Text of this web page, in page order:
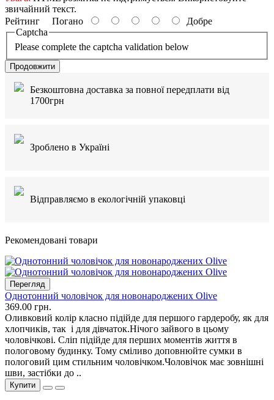
звичайний текст.
Рейтинг Погано
Добре
Captcha
Please complete the captcha validation below
Продовжити
Безкоштовна доставка за повної передплати від
1700грн
Зроблено в Україні
Відправляємо в екологічній упаковці
Рекомендовані товари
Перегляд
Однотонний чоловічок для новонароджених Olive
369.00 грн.
Оливковий колір класно підійде для першого гардеробу, як для
хлопчиків, так і для дівчаток.Нічого зайвого в цьому
чоловічкові. Сліп підійде для перших моментів життя в
пологовому будинку. Тому сміливо доповнюйте сумки в
пологовий цим стильним чоловічком.Чоловічок має зовнішні
шви, застібки до ..
Купити